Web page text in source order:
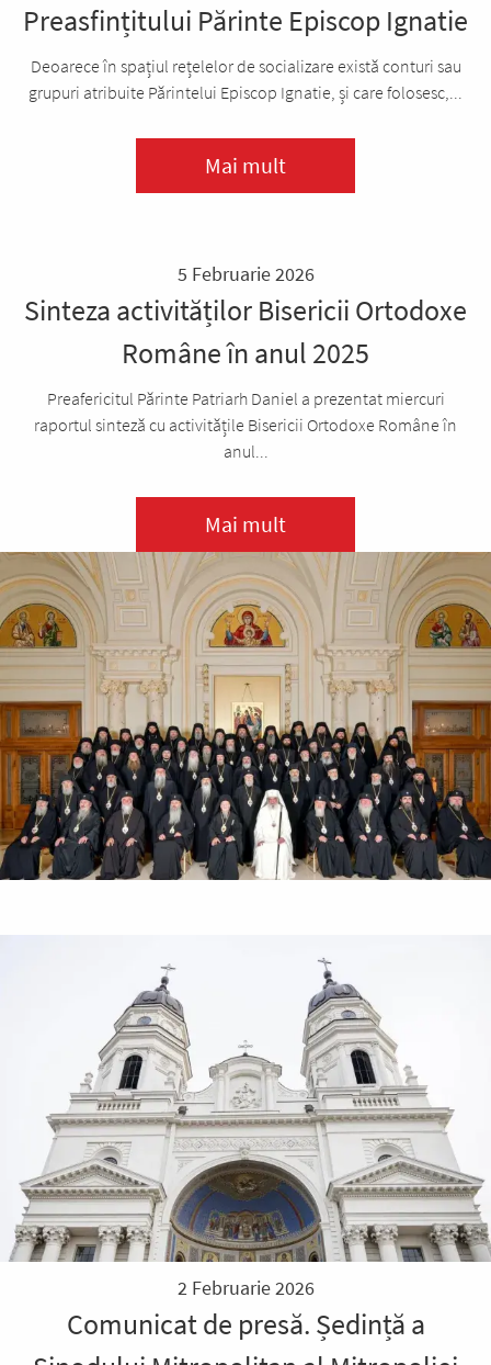
Preasfințitului Părinte Episcop Ignatie
Deoarece în spațiul rețelelor de socializare există conturi sau
grupuri atribuite Părintelui Episcop Ignatie, și care folosesc,...
Mai mult
5 Februarie 2026
Sinteza activităților Bisericii Ortodoxe
Române în anul 2025
Preafericitul Părinte Patriarh Daniel a prezentat miercuri
raportul sinteză cu activitățile Bisericii Ortodoxe Române în
anul...
Mai mult
2 Februarie 2026
Comunicat de presă. Ședință a